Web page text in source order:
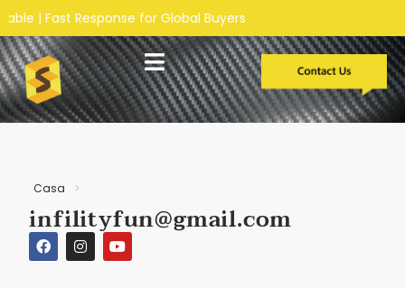
for Global Buyers
Casa >
infilityfun@gmail.com